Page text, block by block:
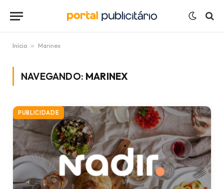
Início » Marinex
NAVEGANDO: MARINEX
PUBLICIDADE